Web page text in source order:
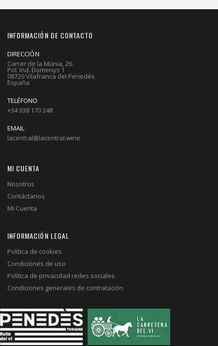
INFORMACIÓN DE CONTACTO
DIRECCIÓN
Carrer de la Múnia, 26.
Pol. Ind. Domenys 1
08720 Vilafranca del Penedès
España
TELÉFONO
+34 938 170 248
EMAIL
lacentral@lacentral.wine
MI CUENTA
Nosotros
Contáctanos
Mi Cuenta
INFORMACIÓN LEGAL
Política de cookies
Condiciones de uso
Política de privacidad redes sociales
Condiciones generales de contratación